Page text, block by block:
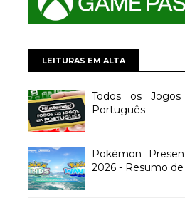
LEITURAS EM ALTA
Todos os
Português
Pokémon
2026 - Resumo